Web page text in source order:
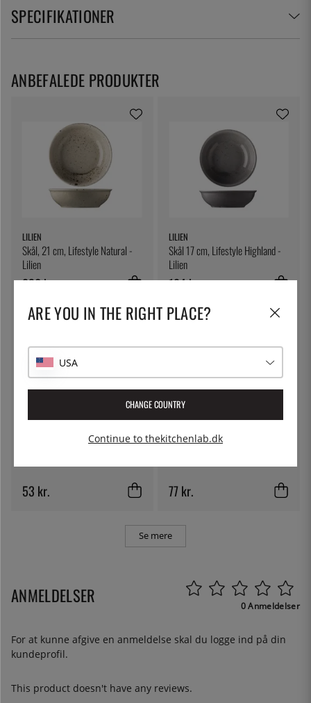
SPECIFIKATIONER
LILIEN
Skål, 21 cm, Lifestyle Natural -
Lilien
230 kr.
LILIEN
Skål 17 cm, Lifestyle Highland -
Lilien
184 kr.
53 kr.
IN10SE
77 kr.
Se mere
ANBEFALEDE PRODUKTER
ANMELDELSER 0 Anmeldelser
For at kunne afgive en anmeldelse skal du logge ind på din
kundeprofil.
This product doesn't have any reviews.
ARE YOU IN THE RIGHT PLACE?
USA
CHANGE COUNTRY
Continue to thekitchenlab.dk